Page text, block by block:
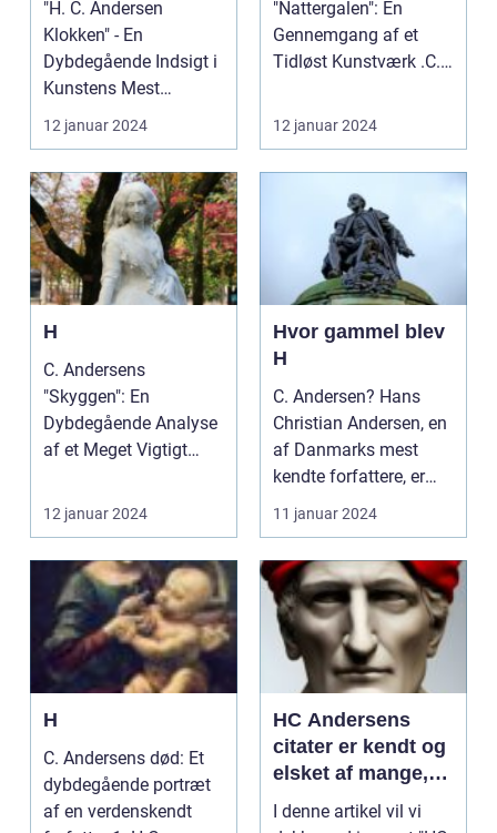
"H. C. Andersen
Klokken" - En
Dybdegående Indsigt i
Kunstens Mest
Magiske Værk "H.C.
Andersen Klok...
12 januar 2024
"Nattergalen": En
Gennemgang af et
Tidløst Kunstværk .C.
"Natterga...
12 januar 2024
H
C. Andersens
"Skyggen": En
Dybdegående Analyse
af et Meget Vigtigt
Andersens "...
12 januar 2024
Hvor gammel blev
H
C. Andersen? Hans
Christian Andersen, en
af Danmarks mest
kendte forfattere, er
berømt for sine eve...
11 januar 2024
H
C. Andersens død: Et
dybdegående portræt
af en verdenskendt
HC Andersens
citater er kendt og
elsket af mange,
og de har efterladt
et stort indtryk på
I denne artikel vil vi